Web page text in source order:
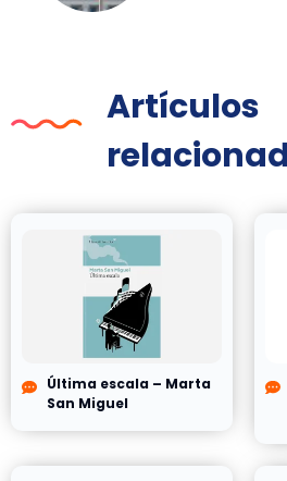
Artículos
Última escala – Marta
San Miguel